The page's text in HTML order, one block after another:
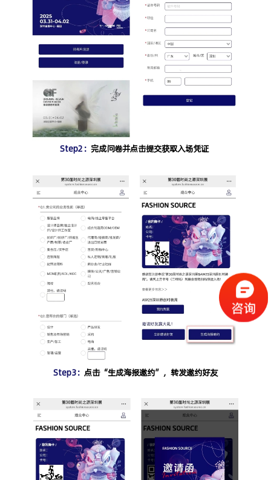
Step2： 完成问卷并点击提交获取入场凭证
Step3： 点击“生成海报邀约” ，转发邀约好友